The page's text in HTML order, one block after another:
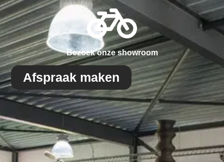
Bezoek onze showroom
Afspraak maken